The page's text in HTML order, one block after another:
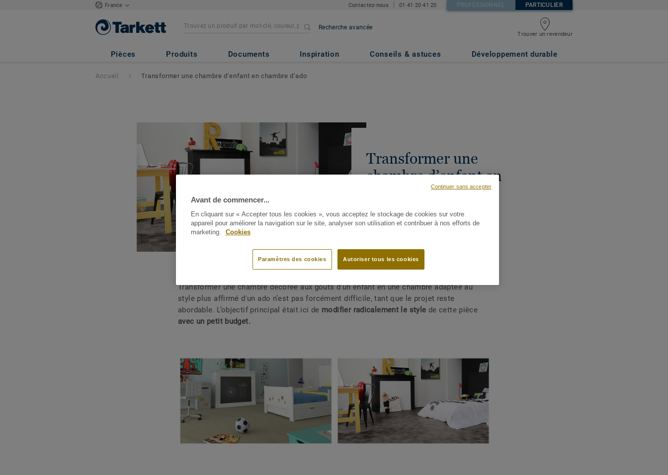
France Contactez-nous 01 41 20 41 20 PROFESSIONNEL PARTICULIER
Recherche avancée
Trouver un revendeur
Pièces Produits Documents Inspiration Conseils & astuces Développement durable
Accueil Transformer une chambre d’enfant en chambre d’ado
Transformer une
chambre d’enfant en
chambre d’ado
PARTAGER
Transformer une chambre décorée aux goûts d'un enfant en une chambre adaptée au
style plus affirmé d'un ado n’est pas forcément difficile, tant que le projet reste
abordable. L’objectif principal était ici de modifier radicalement le style de cette pièce
avec un petit budget.
Avant de commencer...
En cliquant sur « Accepter tous les cookies », vous acceptez le stockage de cookies sur votre
appareil pour améliorer la navigation sur le site, analyser son utilisation et contribuer à nos efforts de
marketing.
Cookies
Paramètres des cookies Autoriser tous les cookies
Continuer sans accepter